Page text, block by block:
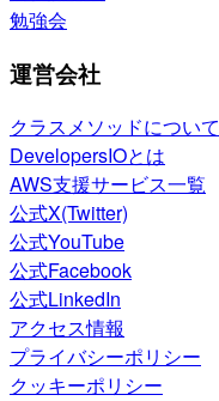
勉強会
運営会社
クラスメソッドについて
DevelopersIOとは
AWS支援サービス一覧
公式X(Twitter)
公式YouTube
公式Facebook
公式LinkedIn
アクセス情報
プライバシーポリシー
クッキーポリシー